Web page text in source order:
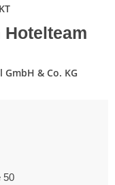
& Co. KG
50